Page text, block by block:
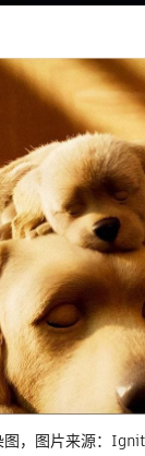
图，图片来源：